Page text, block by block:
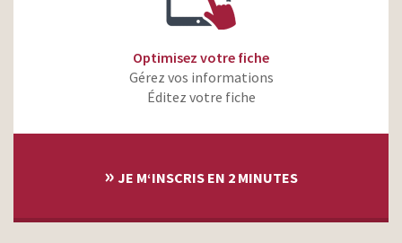
Optimisez votre fiche
Gérez vos informations
Éditez votre fiche
» JE M‘INSCRIS EN 2 MINUTES